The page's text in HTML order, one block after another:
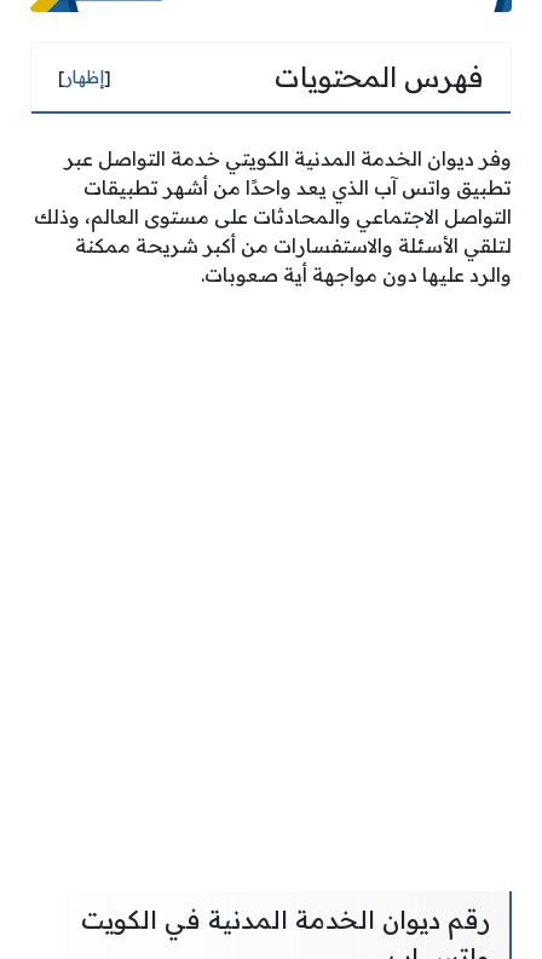
فهرس المحتويات [إظهار]
وفر ديوان الخدمة المدنية الكويتي خدمة التواصل عبر
تطبيق واتس آب الذي يعد واحدًا من أشهر تطبيقات
التواصل الاجتماعي والمحادثات على مستوى العالم، وذلك
لتلقي الأسئلة والاستفسارات من أكبر شريحة ممكنة
والرد عليها دون مواجهة أية صعوبات.
رقم ديوان الخدمة المدنية في الكويت